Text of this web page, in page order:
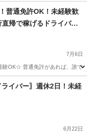
普通免許OK！未経験歓
帰で稼げるドライバー
7月6日
験OK☆ 普通免許があれば、誰で
イバー〗週休2日！未経
6月22日